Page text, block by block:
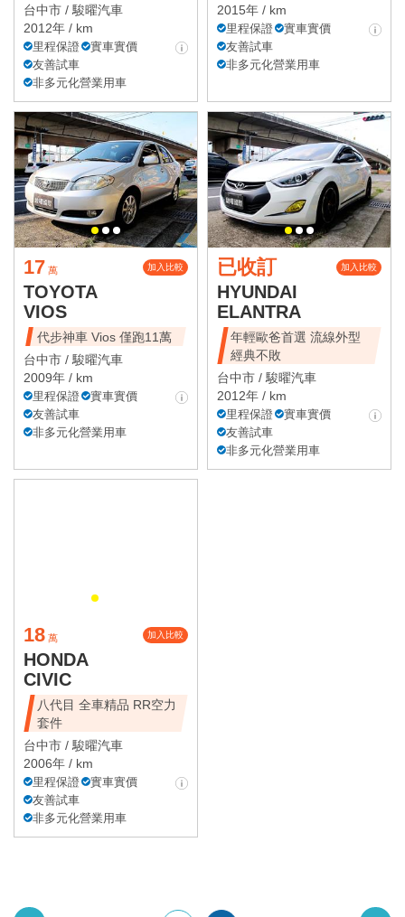
台中市 / 駿曜汽車
2012年 / km
里程保證
實車實價
友善試車
非多元化營業用車
2015年 / km
里程保證
實車實價
友善試車
非多元化營業用車
17 萬 加入比較
TOYOTA
VIOS
代步神車 Vios 僅跑11萬
台中市 / 駿曜汽車
2009年 / km
里程保證
實車實價
友善試車
非多元化營業用車
已收訂 加入比較
HYUNDAI
ELANTRA
年輕歐爸首選 流線外型
經典不敗
台中市 / 駿曜汽車
2012年 / km
里程保證
實車實價
友善試車
非多元化營業用車
18 萬 加入比較
HONDA
CIVIC
八代目 全車精品 RR空力
套件
台中市 / 駿曜汽車
2006年 / km
里程保證
實車實價
友善試車
非多元化營業用車